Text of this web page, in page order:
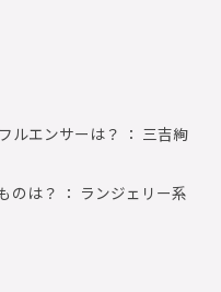
ルエンサーは？ ： 三吉絢
のは？ ： ランジェリー系